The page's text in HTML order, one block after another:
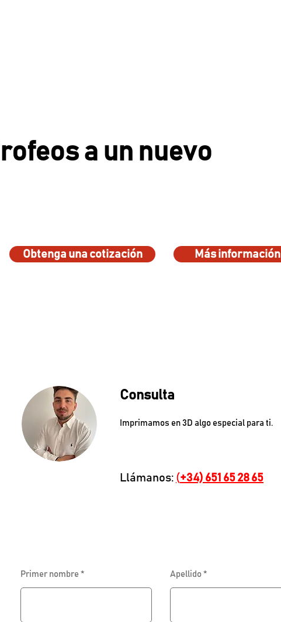
a un nuevo
Obtenga una cotización Más información
Consulta
Imprimamos en 3D algo especial para ti.
Llámanos: (+34) 651 65 28 65
Primer nombre Apellido